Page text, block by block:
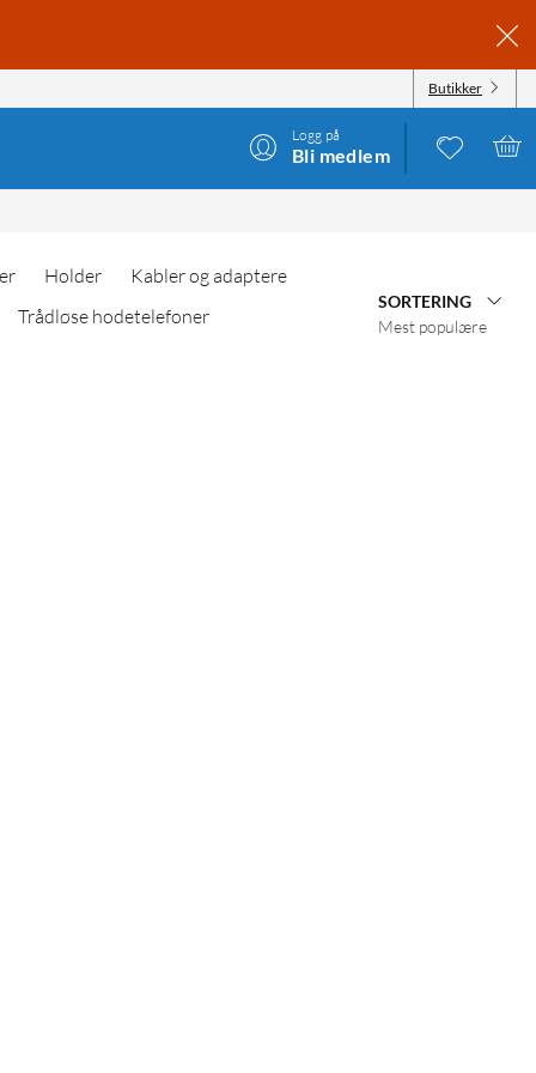
Butikker
Logg på
Bli medlem
Holder
Kabler og adaptere
Trådløse hodetelefoner
SORTERING
Mest populære